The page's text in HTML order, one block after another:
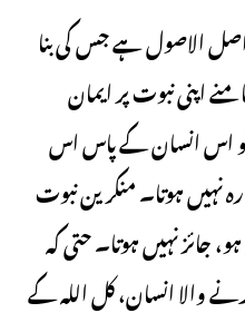
الاصول ہے جس کی بنا
اپنی نبوت پر ایمان
اس انسان کے پاس اس
نہیں ہوتا۔ منکرین نبوت
جائز نہیں ہوتا۔ حتی کہ
والا انسان، کل اللہ کے